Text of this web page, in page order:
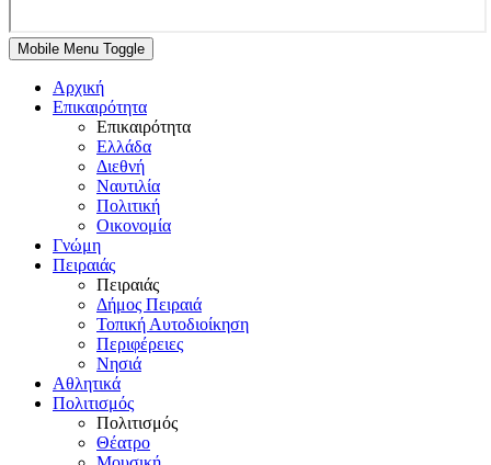
Mobile Menu Toggle
Αρχική
Επικαιρότητα
Επικαιρότητα
Ελλάδα
Διεθνή
Ναυτιλία
Πολιτική
Οικονομία
Γνώμη
Πειραιάς
Πειραιάς
Δήμος Πειραιά
Τοπική Αυτοδιοίκηση
Περιφέρειες
Νησιά
Αθλητικά
Πολιτισμός
Πολιτισμός
Θέατρο